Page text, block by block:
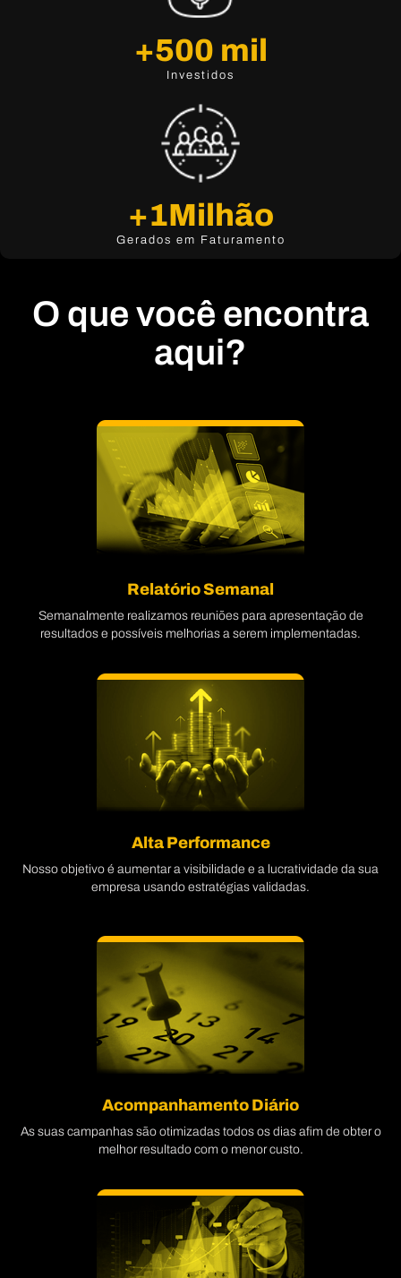
Investidos
+500 mil
Gerados em Faturamento
+1Milhão
O que você encontra
aqui?
Relatório Semanal
Semanalmente realizamos reuniões para apresentação de
resultados e possíveis melhorias a serem implementadas.
Alta Performance
Nosso objetivo é aumentar a visibilidade e a lucratividade da sua
empresa usando estratégias validadas.
Acompanhamento Diário
As suas campanhas são otimizadas todos os dias afim de obter o
melhor resultado com o menor custo.